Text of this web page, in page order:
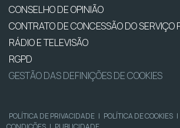
CONSELHO DE OPINIÃO
CONTRATO DE CONCESSÃO DO SERVIÇO
RÁDIO E TELEVISÃO
RGPD
GESTÃO DAS DEFINIÇÕES DE COOKIES
POLÍTICA DE PRIVACIDADE | POLÍTICA DE COOKIES |